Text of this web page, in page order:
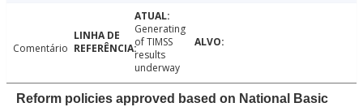
Comentário
Generating
of TIMSS
results
underway
Reform policies approved based on National Basic